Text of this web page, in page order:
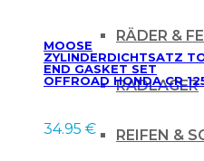
RÄDER &
RADLAGER
REIFEN &
MOOSE
ZYLINDERDICHTSATZ
END GASKET SET
OFFROAD HONDA CR
34.95 €